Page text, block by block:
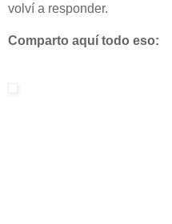
volví a responder.
Comparto aquí todo eso: